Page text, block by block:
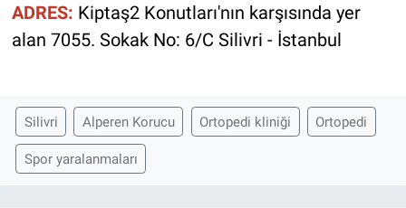
ADRES: Kiptaş2 Konutları'nın karşısında yer
alan 7055. Sokak No: 6/C Silivri - İstanbul
Silivri Alperen Korucu Ortopedi kliniği Ortopedi
Spor yaralanmaları